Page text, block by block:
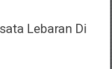
Lebaran Di